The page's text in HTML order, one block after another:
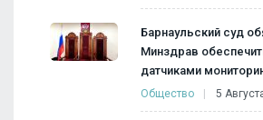
Барнаульский суд
Минздрав
датчиками
Общество 5